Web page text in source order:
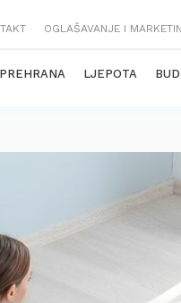
OGLAŠAVANJE I
PREHRANA LJEPOTA